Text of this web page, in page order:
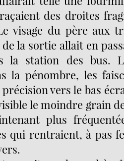
des droites
visage du père aux
de la sortie allait en
la station des bus.
la pénombre, les
vers le bas
le moindre grain
plus
qui rentraient, à pas